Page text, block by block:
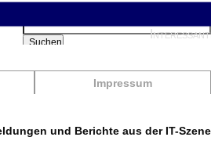
Impressum
Suchbegriffe
Suchen
und Berichte aus der IT-Szene